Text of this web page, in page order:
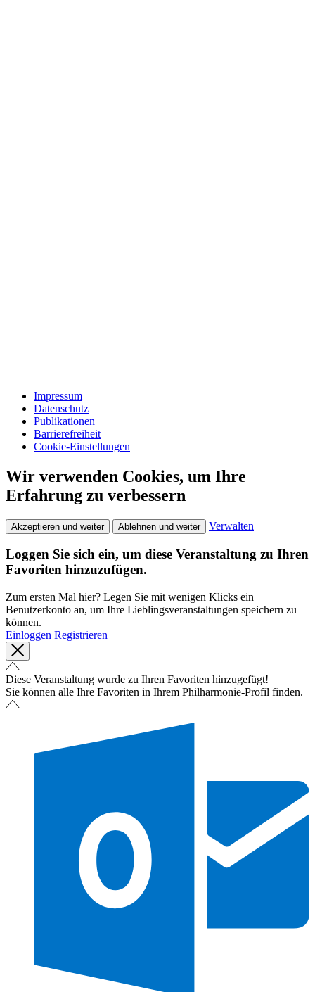
Impressum
Datenschutz
Publikationen
Barrierefreiheit
Cookie-Einstellungen
Wir verwenden Cookies, um Ihre
Erfahrung zu verbessern
Akzeptieren und weiter Ablehnen und weiter Verwalten
Loggen Sie sich ein, um diese Veranstaltung zu Ihren
Favoriten hinzuzufügen.
Zum ersten Mal hier? Legen Sie mit wenigen Klicks ein
Benutzerkonto an, um Ihre Lieblingsveranstaltungen speichern zu
können.
Einloggen Registrieren
Diese Veranstaltung wurde zu Ihren Favoriten hinzugefügt!
Sie können alle Ihre Favoriten in Ihrem Philharmonie-Profil finden.